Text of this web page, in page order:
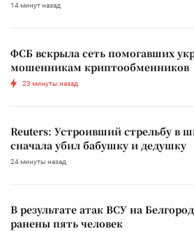
14 минут назад
ФСБ вскрыла сеть помогавших
мошенникам криптообменников
23 минуты назад
Reuters: Устроивший стрельбу в
сначала убил бабушку и дедушку
24 минуты назад
В результате атак ВСУ на
ранены пять человек